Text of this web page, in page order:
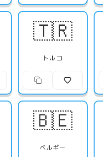
🇹🇷
トルコ
🇧🇪
ベルギー